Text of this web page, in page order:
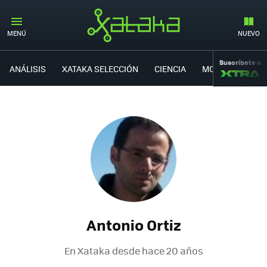
MENÚ NUEVO
ANÁLISIS XATAKA SELECCIÓN CIENCIA MOVILIDAD
Suscríbete a
Antonio Ortiz
En Xataka desdehace 20 años